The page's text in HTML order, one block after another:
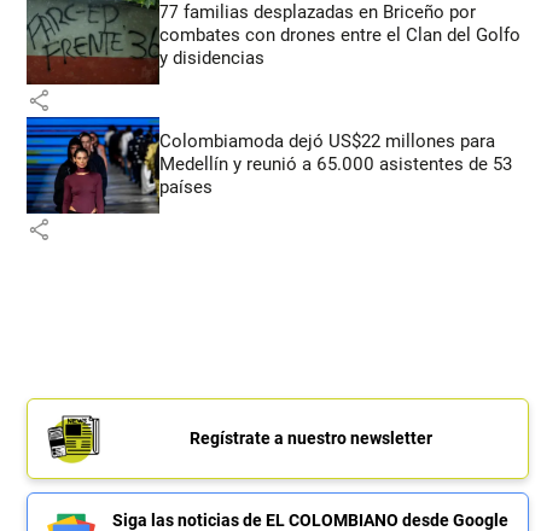
77 familias desplazadas en Briceño por
combates con drones entre el Clan del Golfo
y disidencias
share
Colombiamoda dejó US$22 millones para
Medellín y reunió a 65.000 asistentes de 53
países
share
Regístrate a nuestro newsletter
Siga las noticias de EL COLOMBIANO desde Google